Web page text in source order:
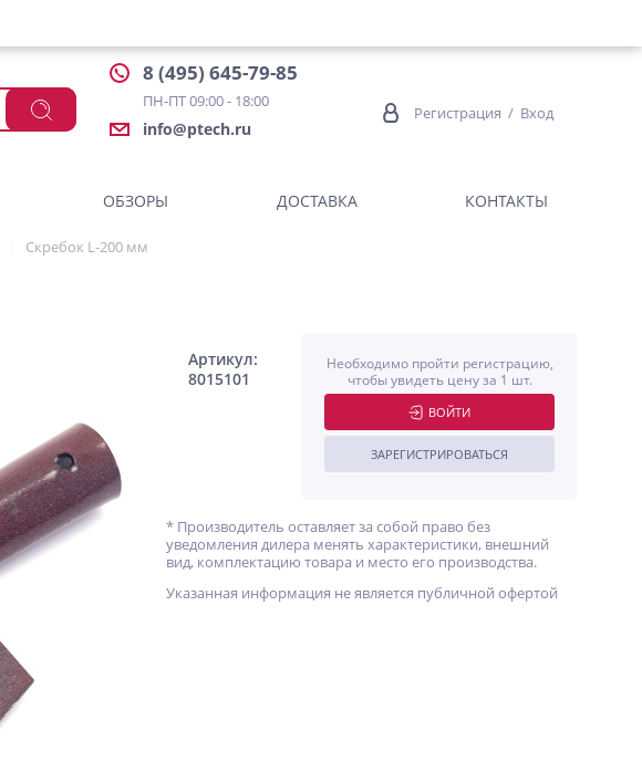
8 (495) 645-79-85
ПН-ПТ 09:00 - 18:00
info@ptech.ru
Регистрация / Вход
ОБЗОРЫ ДОСТАВКА КОНТАКТЫ
Скребок L-200 мм
Артикул:
8015101
Необходимо пройти регистрацию,
чтобы увидеть цену за 1 шт.
ВОЙТИ
ЗАРЕГИСТРИРОВАТЬСЯ
* Производитель оставляет за собой право без
уведомления дилера менять характеристики, внешний
вид, комплектацию товара и место его производства.
Указанная информация не является публичной офертой